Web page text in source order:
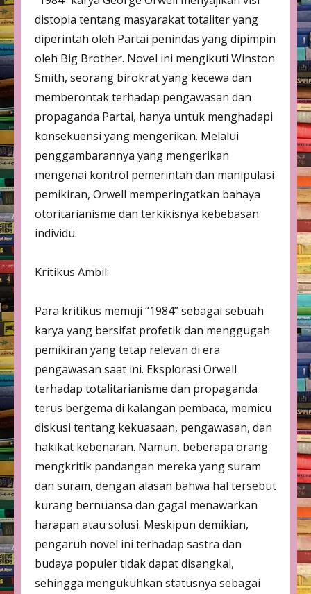
distopia tentang masyarakat totaliter yang
diperintah oleh Partai penindas yang dipimpin
oleh Big Brother. Novel ini mengikuti Winston
Smith, seorang birokrat yang kecewa dan
memberontak terhadap pengawasan dan
propaganda Partai, hanya untuk menghadapi
konsekuensi yang mengerikan. Melalui
penggambarannya yang mengerikan
mengenai kontrol pemerintah dan manipulasi
pemikiran, Orwell memperingatkan bahaya
otoritarianisme dan terkikisnya kebebasan
individu.
Kritikus Ambil:
Para kritikus memuji “1984” sebagai sebuah
karya yang bersifat profetik dan menggugah
pemikiran yang tetap relevan di era
pengawasan saat ini. Eksplorasi Orwell
terhadap totalitarianisme dan propaganda
terus bergema di kalangan pembaca, memicu
diskusi tentang kekuasaan, pengawasan, dan
hakikat kebenaran. Namun, beberapa orang
mengkritik pandangan mereka yang suram
dan suram, dengan alasan bahwa hal tersebut
kurang bernuansa dan gagal menawarkan
harapan atau solusi. Meskipun demikian,
pengaruh novel ini terhadap sastra dan
budaya populer tidak dapat disangkal,
sehingga mengukuhkan statusnya sebagai